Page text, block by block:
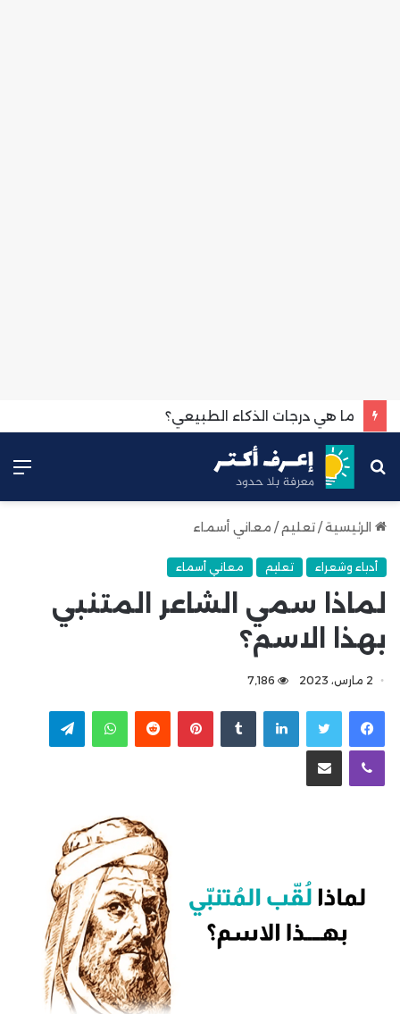
ما هي درجات الذكاء الطبيعي؟
بحث
عن
الرئيسية/تعليم / معاني أسماء
أدباء وشعراء تعليم معاني أسماء
لماذا سمي الشاعر المتنبي
بهذا الاسم؟
2 مارس، 2023 7٬186
لينكدإن بينتيريست واتسابتيلقرام
ڤايبر مشاركة عبر البريد